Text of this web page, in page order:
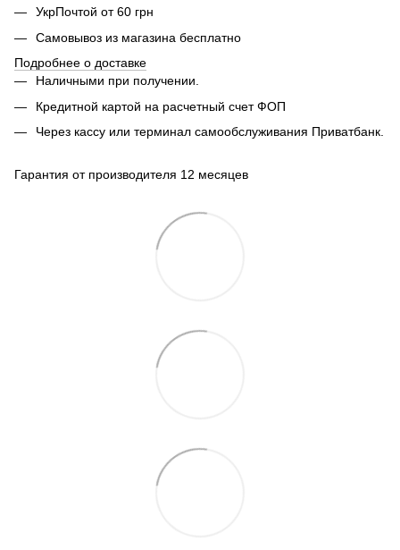
УкрПочтой от 60 грн
Самовывоз из магазина бесплатно
Подробнее о доставке
Наличными при получении.
Кредитной картой на расчетный счет ФОП
Через кассу или терминал самообслуживания Приватбанк.
Гарантия от производителя 12 месяцев